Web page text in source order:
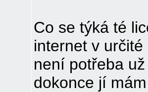
Co se týká té
internet v
není potřeba
dokonce jí